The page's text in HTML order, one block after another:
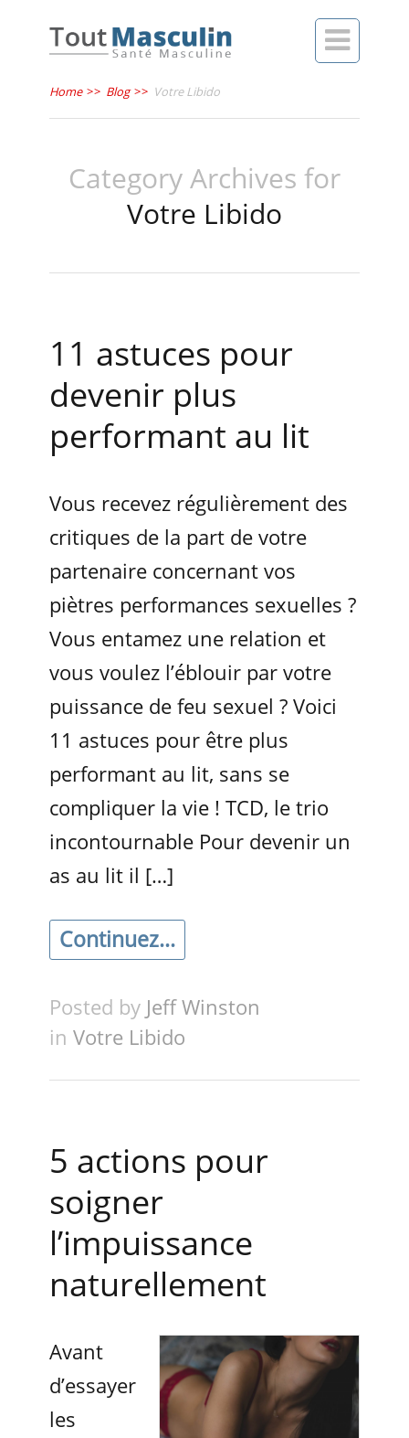

Home >> Blog >> Votre Libido
Category Archives for
Votre Libido
11 astuces pour
devenir plus
performant au lit
Vous recevez régulièrement des
critiques de la part de votre
partenaire concernant vos
piètres performances sexuelles ?
Vous entamez une relation et
vous voulez l’éblouir par votre
puissance de feu sexuel ? Voici
11 astuces pour être plus
performant au lit, sans se
compliquer la vie ! TCD, le trio
incontournable Pour devenir un
as au lit il […]
Continuez...
Posted by Jeff Winston
in Votre Libido
5 actions pour
soigner
l’impuissance
naturellement
Avant
d’essayer
les